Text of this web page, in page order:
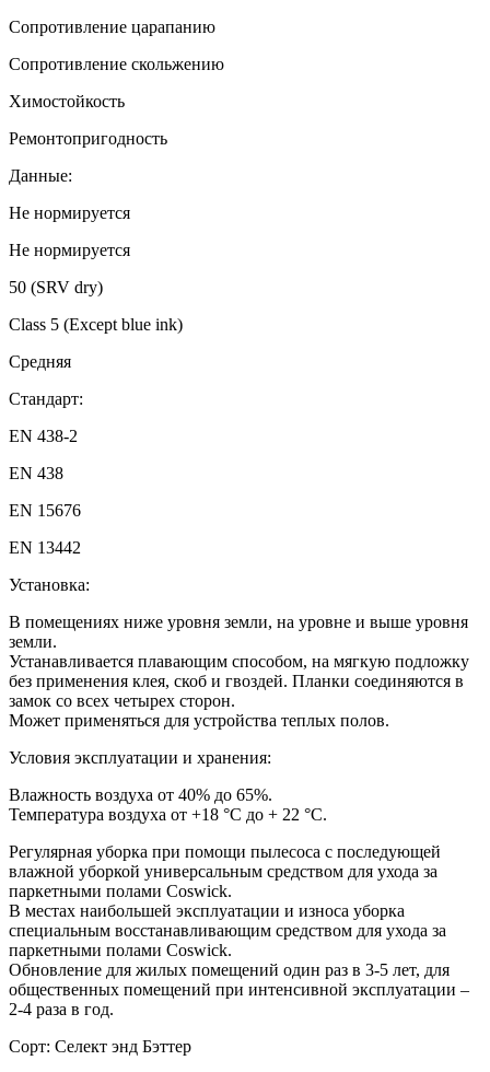
Сопротивление царапанию
Сопротивление скольжению
Химостойкость
Ремонтопригодность
Данные:
Не нормируется
Не нормируется
50 (SRV dry)
Class 5 (Except blue ink)
Средняя
Стандарт:
EN 438-2
EN 438
EN 15676
EN 13442
Установка:
В помещениях ниже уровня земли, на уровне и выше уровня
земли.
Устанавливается плавающим способом, на мягкую подложку
без применения клея, скоб и гвоздей. Планки соединяются в
замок со всех четырех сторон.
Может применяться для устройства теплых полов.
Условия эксплуатации и хранения:
Влажность воздуха от 40% до 65%.
Температура воздуха от +18 °С до + 22 °С.
Регулярная уборка при помощи пылесоса с последующей
влажной уборкой универсальным средством для ухода за
паркетными полами Coswick.
В местах наибольшей эксплуатации и износа уборка
специальным восстанавливающим средством для ухода за
паркетными полами Coswick.
Обновление для жилых помещений один раз в 3-5 лет, для
общественных помещений при интенсивной эксплуатации –
2-4 раза в год.
Сорт: Селект энд Бэттер